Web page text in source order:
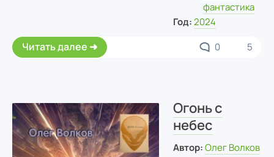
фантастика
Год: 2024
Читать далее 0 5
Огонь с
небес
Автор: Олег Волков